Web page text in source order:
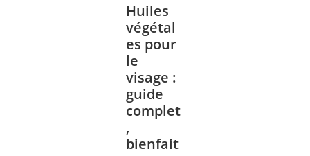
Huiles
végétal
es pour
le
visage :
guide
complet
,
bienfait